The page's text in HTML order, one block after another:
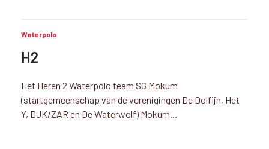
Waterpolo
H2
Het Heren 2 Waterpolo team SG Mokum
(startgemeenschap van de verenigingen De Dolfijn, Het
Y, DJK/ZAR en De Waterwolf) Mokum…